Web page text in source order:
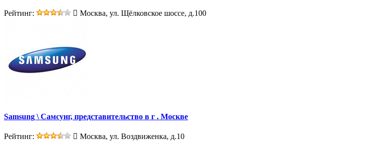
Рейтинг: Москва, ул. Щёлковское шоссе, д.100
Samsung \ Самсунг, представительство в г . Москве
Рейтинг: Москва, ул. Воздвиженка, д.10